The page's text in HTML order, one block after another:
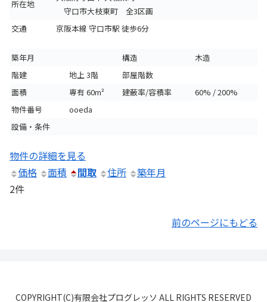
所在地
守口市大枝東町 全3区画
交通
京阪本線 守口市駅 徒歩6分
築年月 構造
木造
階建
地上 3階
部屋階数
面積
専有 60m² 建蔽率/容積率
60% / 200%
物件番号
ooeda
設備・条件
物件の詳細を見る
価格
面積 間取 住所
築年月
2件
前のページにもどる
COPYRIGHT(C)有限会社プログレッソ ALL RIGHTS RESERVED